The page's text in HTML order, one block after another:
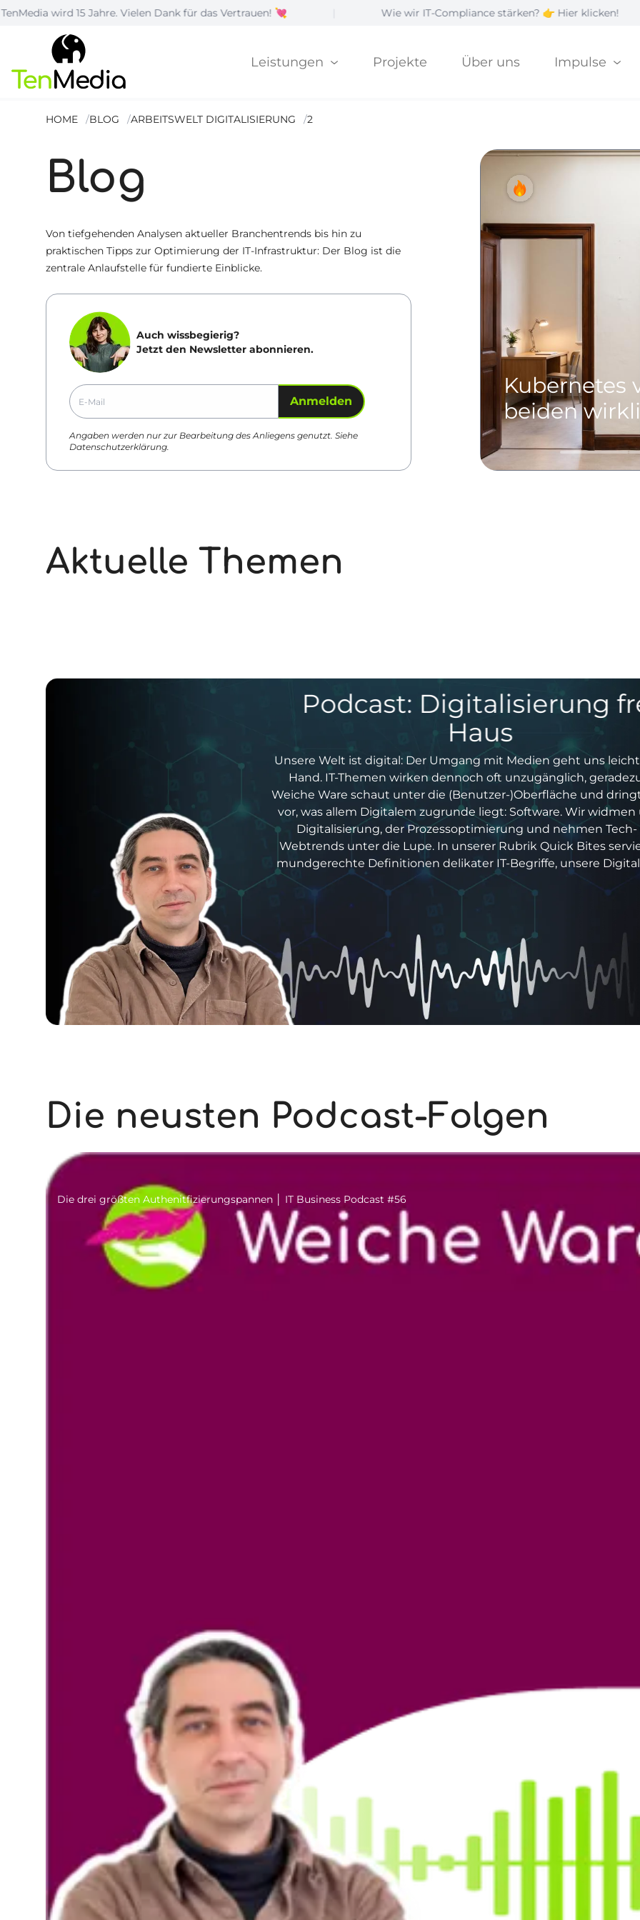
Jahre. Vielen Dank für das Vertrauen! 💘 | Wie wir IT-Compliance stärken? 👉 Hier klicken! |
Leistungen Projekte Über uns Impulse
HOME BLOG ARBEITSWELT DIGITALISIERUNG 2
Blog
Von tiefgehenden Analysen aktueller Branchentrends bis hin zu
praktischen Tipps zur Optimierung der IT-Infrastruktur: Der Blog ist die
zentrale Anlaufstelle für fundierte Einblicke.
Auch wissbegierig?
Jetzt den Newsletter abonnieren.
Anmelden
Angaben werden nur zur Bearbeitung des Anliegens genutzt. Siehe
Datenschutzerklärung.
Kubernetes
beiden
Aktuelle Themen
Podcast: Digitalisierung
Haus
Unsere Welt ist digital: Der Umgang mit Medien geht uns
Hand. IT-Themen wirken dennoch oft unzugänglich,
Weiche Ware schaut unter die (Benutzer-)Oberfläche und
vor, was allem Digitalem zugrunde liegt: Software. Wir widmen
Digitalisierung, der Prozessoptimierung und nehmen Tech-
Webtrends unter die Lupe. In unserer Rubrik Quick Bites
mundgerechte Definitionen delikater IT-Begriffe, unsere
Die neusten Podcast-Folgen
Die drei größten Authenitfizierungspannen │ IT Business Podcast #56